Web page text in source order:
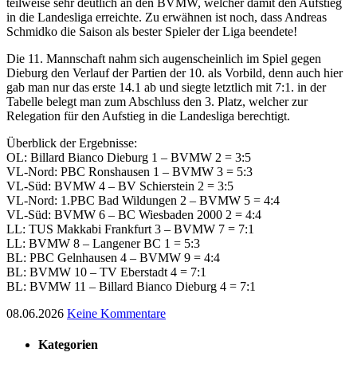
in die Landesliga erreichte. Zu erwähnen ist noch, dass Andreas
Schmidko die Saison als bester Spieler der Liga beendete!
Die 11. Mannschaft nahm sich augenscheinlich im Spiel gegen
Dieburg den Verlauf der Partien der 10. als Vorbild, denn auch hier
gab man nur das erste 14.1 ab und siegte letztlich mit 7:1. in der
Tabelle belegt man zum Abschluss den 3. Platz, welcher zur
Relegation für den Aufstieg in die Landesliga berechtigt.
Überblick der Ergebnisse:
OL: Billard Bianco Dieburg 1 – BVMW 2 = 3:5
VL-Nord: PBC Ronshausen 1 – BVMW 3 = 5:3
VL-Süd: BVMW 4 – BV Schierstein 2 = 3:5
VL-Nord: 1.PBC Bad Wildungen 2 – BVMW 5 = 4:4
VL-Süd: BVMW 6 – BC Wiesbaden 2000 2 = 4:4
LL: TUS Makkabi Frankfurt 3 – BVMW 7 = 7:1
LL: BVMW 8 – Langener BC 1 = 5:3
BL: PBC Gelnhausen 4 – BVMW 9 = 4:4
BL: BVMW 10 – TV Eberstadt 4 = 7:1
BL: BVMW 11 – Billard Bianco Dieburg 4 = 7:1
08.06.2026 Keine Kommentare
Kategorien